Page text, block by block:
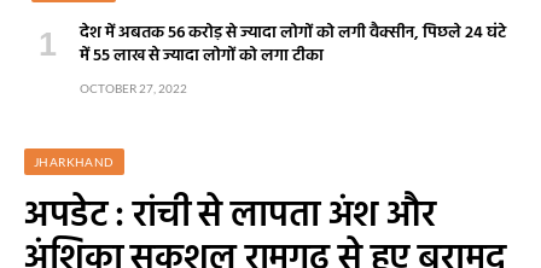
देश में अबतक 56 करोड़ से ज्यादा लोगों को लगी वैक्सीन, पिछले 24 घंटे
में 55 लाख से ज्यादा लोगों को लगा टीका
OCTOBER 27, 2022
JHARKHAND
अपडेट : रांची से लापता अंश और